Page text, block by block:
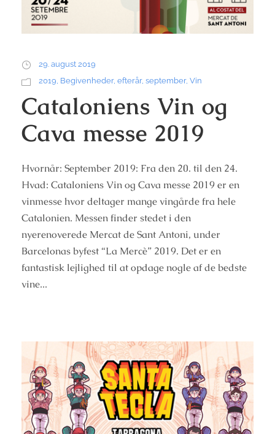
29. august 2019
2019, Begivenheder, efterår, september, Vin
Cataloniens Vin og
Cava messe 2019
Hvornår: September 2019: Fra den 20. til den 24.
Hvad: Cataloniens Vin og Cava messe 2019 er en
vinmesse hvor deltager mange vingårde fra hele
Catalonien. Messen finder stedet i den
nyerenoverede Mercat de Sant Antoni, under
Barcelonas byfest “La Mercè” 2019. Det er en
fantastisk lejlighed til at opdage nogle af de bedste
vine...